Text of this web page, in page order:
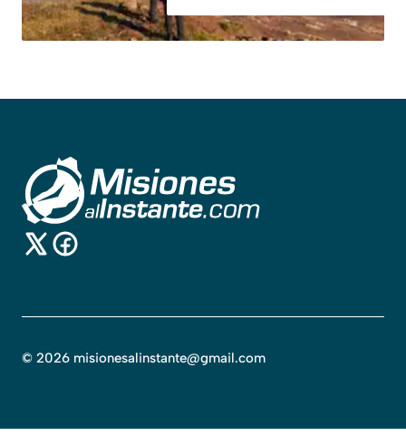
© 2026 misionesalinstante@gmail.com